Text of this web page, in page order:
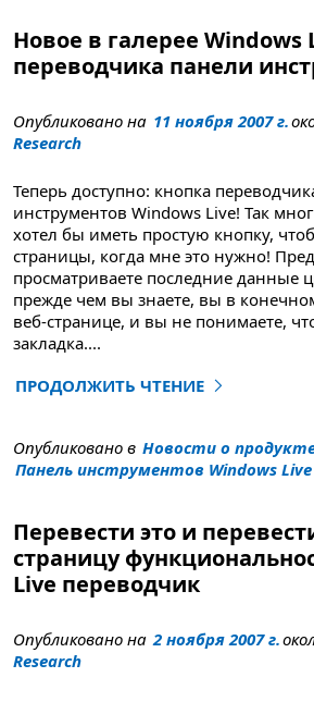
Новое в галерее Windows
переводчика панели
Опубликовано на 11 ноября 2007 г.
Research
Теперь доступно: кнопка
инструментов Windows Live! Так
хотел бы иметь простую кнопку,
страницы, когда мне это нужно!
просматриваете последние данные
прежде чем вы знаете, вы в
веб-странице, и вы не понимаете,
закладка....
ПРОДОЛЖИТЬ ЧТЕНИЕ
"Новый в галерее Windows Live:
Опубликовано в Новости о
Панель инструментов Windows Live
Перевести это и
страницу
Live переводчик
Опубликовано на 2 ноября 2007 г.
Research